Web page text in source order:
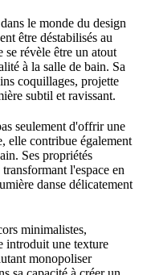
le monde du design
être déstabilisés au
révèle être un atout
à la salle de bain. Sa
coquillages, projette
subtil et ravissant.
seulement d'offrir une
elle contribue également
Ses propriétés
l'espace en
danse délicatement
minimalistes,
introduit une texture
monopoliser